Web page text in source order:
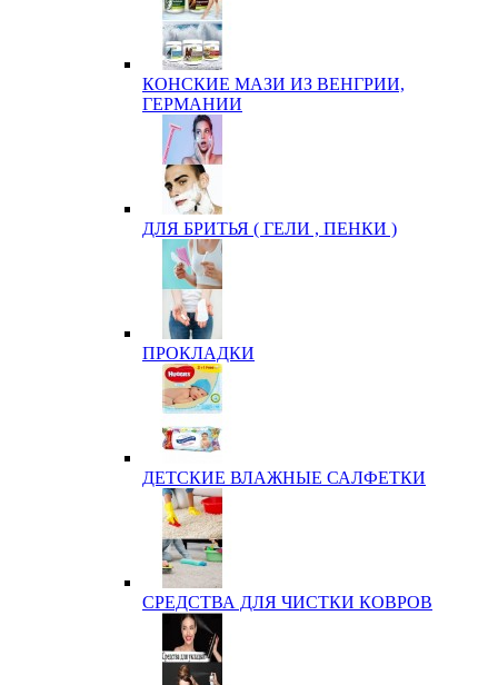
КОНСКИЕ МАЗИ ИЗ ВЕНГРИИ,
ГЕРМАНИИ
ДЛЯ БРИТЬЯ ( ГЕЛИ , ПЕНКИ )
ПРОКЛАДКИ
ДЕТСКИЕ ВЛАЖНЫЕ САЛФЕТКИ
СРЕДСТВА ДЛЯ ЧИСТКИ КОВРОВ